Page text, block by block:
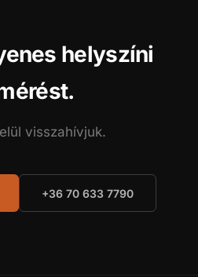
helyszíni
visszahívjuk.
+36 70 633 7790